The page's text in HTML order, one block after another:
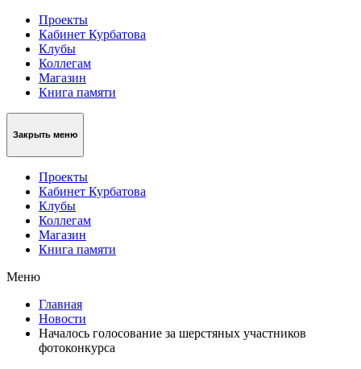
Проекты
Кабинет Курбатова
Клубы
Коллегам
Магазин
Книга памяти
Закрыть меню
Проекты
Кабинет Курбатова
Клубы
Коллегам
Магазин
Книга памяти
Меню
Главная
Новости
Началось голосование за шерстяных участников
фотоконкурса